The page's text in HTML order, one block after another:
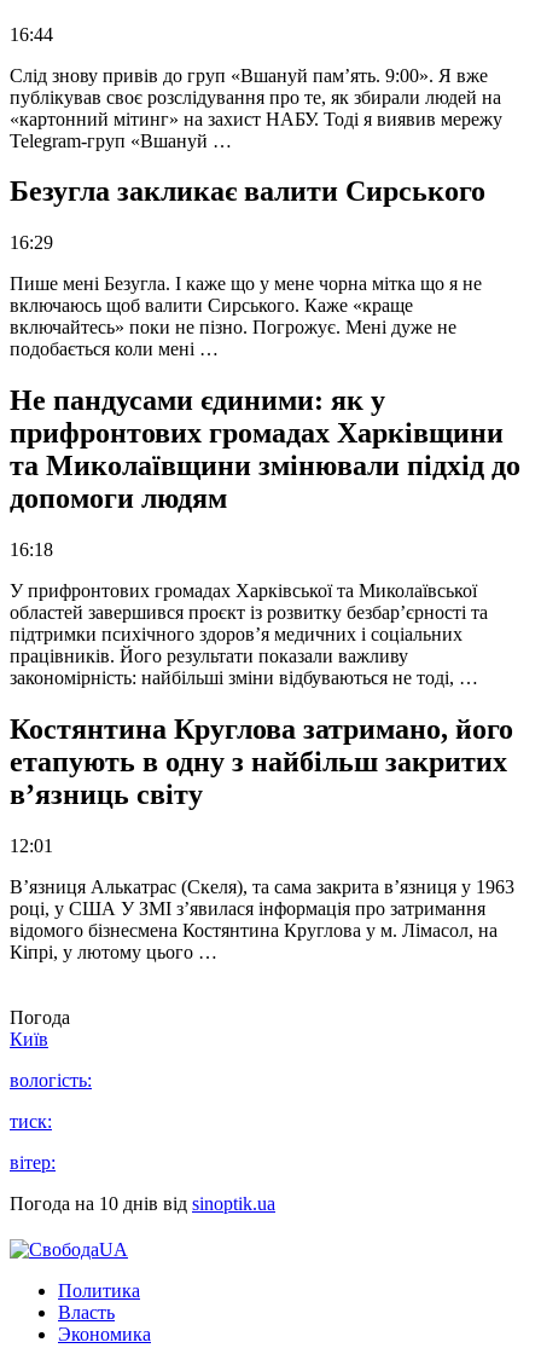
16:44
Слід знову привів до груп «Вшануй пам’ять. 9:00». Я вже
публікував своє розслідування про те, як збирали людей на
«картонний мітинг» на захист НАБУ. Тоді я виявив мережу
Telegram-груп «Вшануй …
Безугла закликає валити Сирського
16:29
Пише мені Безугла. І каже що у мене чорна мітка що я не
включаюсь щоб валити Сирського. Каже «краще
включайтесь» поки не пізно. Погрожує. Мені дуже не
подобається коли мені …
Не пандусами єдиними: як у
прифронтових громадах Харківщини
та Миколаївщини змінювали підхід до
допомоги людям
16:18
У прифронтових громадах Харківської та Миколаївської
областей завершився проєкт із розвитку безбар’єрності та
підтримки психічного здоров’я медичних і соціальних
працівників. Його результати показали важливу
закономірність: найбільші зміни відбуваються не тоді, …
Костянтина Круглова затримано, його
етапують в одну з найбільш закритих
в’язниць світу
12:01
В’язниця Алькатрас (Скеля), та сама закрита в’язниця у 1963
році, у США У ЗМІ з’явилася інформація про затримання
відомого бізнесмена Костянтина Круглова у м. Лімасол, на
Кіпрі, у лютому цього …
Погода
Київ
вологість:
тиск:
вітер:
Погода на 10 днів від sinoptik.ua
Политика
Власть
Экономика